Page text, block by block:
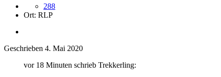
288
Ort: RLP
Geschrieben 4. Mai 2020
vor 18 Minuten schrieb Trekkerling: